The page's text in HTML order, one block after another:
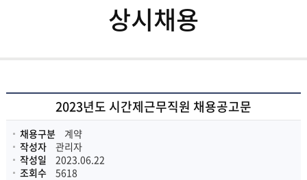
상시채용
2023년도 시간제근무직원 채용공고문
채용구분
계약
작성자
관리자
작성일
2023.06.22
조회수
5618